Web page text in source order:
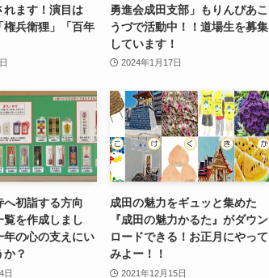
れます！演目は
権兵衛狸」「百年
勇進会成田支部」もりんぴあこ
うづで活動中！！道場生を募集
しています！
2024年1月17日
へ初詣する方向
覧を作成しまし
年の心の支えにい
？
日
成田の魅力をギュッと集めた
『成田の魅力かるた』がダウン
ロードできる！お正月にやって
みよー！！
2021年12月15日